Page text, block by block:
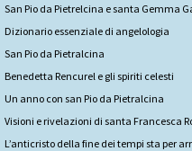
San Pio da Pietrelcina e santa Gemma
Dizionario essenziale di angelologia
San Pio da Pietralcina
Benedetta Rencurel e gli spiriti celesti
Un anno con san Pio da Pietralcina
Visioni e rivelazioni di santa Francesca
L’anticristo della fine dei tempi sta per